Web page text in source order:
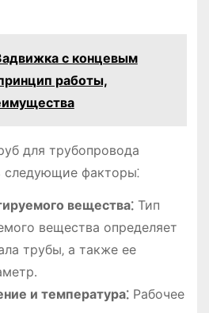
с концевым
работы,
для трубопровода
следующие факторы⁚
вещества⁚Тип
вещества определяет
трубы‚ а также ее
и температура⁚Рабочее